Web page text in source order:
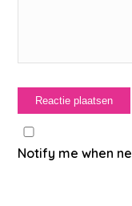
Notify me when